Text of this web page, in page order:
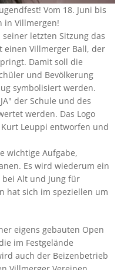
Vom 18. Juni bis
in Villmergen!
letzten Sitzung das
einen Villmerger Ball, der
Damit soll die
und Bevölkerung
symbolisiert werden.
der Schule und des
werden. Das Logo
Leuppi entworfen und
wichtige Aufgabe,
Es wird wiederum ein
Alt und Jung für
hat sich im speziellen um
eigens gebauten Open
im Festgelände
auch der Beizenbetrieb